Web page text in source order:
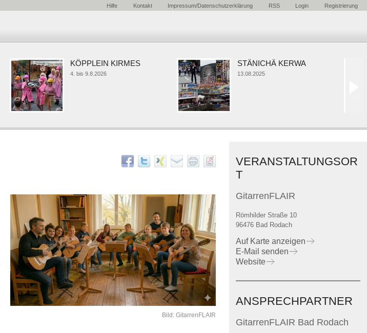
Hilfe Kontakt Impressum/Datenschutzerklärung RSS Login Registrierung
KÖPPLEIN KIRMES
4. bis 9.8.2026
STÄNICHÄ KERWA
13.08.2025
VERANSTALTUNGSOR
T
GitarrenFLAIR
Römhilder Straße 10
96476 Bad Rodach
Auf Karte anzeigen
E-Mail senden
Website
ANSPRECHPARTNER
GitarrenFLAIR Bad Rodach
Bild: GitarrenFLAIR